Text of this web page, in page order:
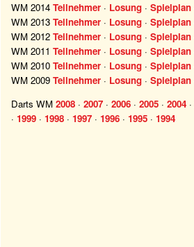
WM 2014 Teilnehmer · Losung · Spielplan
WM 2013 Teilnehmer · Losung · Spielplan
WM 2012 Teilnehmer · Losung · Spielplan
WM 2011 Teilnehmer · Losung · Spielplan
WM 2010 Teilnehmer · Losung · Spielplan
WM 2009 Teilnehmer · Losung · Spielplan
Darts WM 2008 · 2007 · 2006 · 2005 · 2004 ·
· 1999 · 1998 · 1997 · 1996 · 1995 · 1994